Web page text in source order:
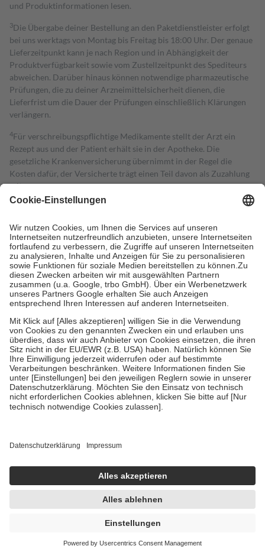
und Produktinformationen lesen.
3Die Übergabe deiner Bestellung an den Paketdienstleister erfolgt
bei uns werktags von Montag bis Freitag bis 18:00 Uhr. Der genaue
Lieferzeitpunkt kann je nach Region und in Abhängigkeit der
Produktverfügbarkeit sowie vom Zustellzeitpunkt des Spediteurs
abweichen. Darüber hinaus können notwendige pharmazeutische
Prüfungen, die zu deiner Arzneimittelsicherheit dienen, die
Lieferfrist um die Dauer der Prüfungen einschließlich Klärungen
verlängern.
4Für verschreibungspflichtige Medikamente stellt der Arzt ein
Rezept aus und der Patient erhält sie in der Apotheke. Die
gesetzliche Krankenversicherung übernimmt in der Regel die
Kosten dafür, der Versicherte trägt einen Teil davon als Zuzahlung
mit.
Grundsätzlich leisten Mitglieder Zuzahlungen in Höhe von zehn
höchstens zehn Euro.
Es sind jedoch nie mehr als die tatsächlichen
Kosten der Leistung zu entrichten.
Diese Regeln gelten grundsätzlich auch für Online-Apotheken.
Bei Heilmitteln und häuslicher Krankenpflege beträgt die
Zuzahlung zehn Prozent der Kosten sowie zehn Euro je
Verordnung.
Um das Engagement der Versicherten für ihre eigene Gesundheit zu
stärken und die besondere Stellung der Familie zu unterstützen,
fallenkeine Zuzahlungenan bei:
• Kindern und Jugendlichen bis zum vollendeten 18. Lebensjahr
mit Ausnahme der Fahrkosten
• Untersuchungen zur Vorsorge und Früherkennung, die von der
GKV getragen werden
• empfohlenen Schutzimpfungen
• Harn- und Blutteststreifen
getroffen, um sicherzustellen, dass es sich um echte Bewertungen
https://help.etrusted.com/hc/de/articles/4419944605341
Einige Bilder und Inhalte wurden unter Zuhilfenahme künstlicher